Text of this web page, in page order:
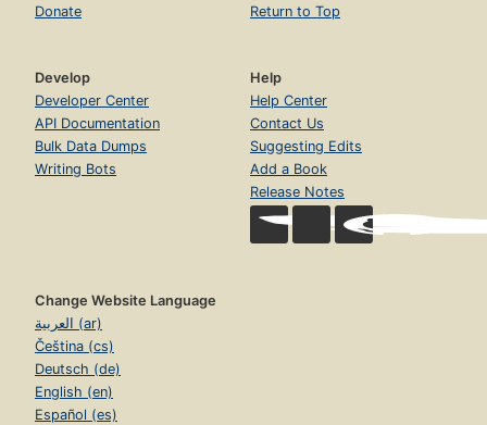
Donate
Return to Top
Develop
Developer Center
API Documentation
Bulk Data Dumps
Writing Bots
Help
Help Center
Contact Us
Suggesting Edits
Add a Book
Release Notes
Change Website Language
العربية (ar)
Čeština (cs)
Deutsch (de)
English (en)
Español (es)